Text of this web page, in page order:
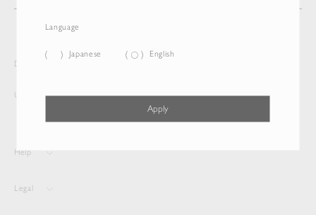
Language
Japanese English
Apply
Delivery destination and Language
United States Japanese
Help
Legal